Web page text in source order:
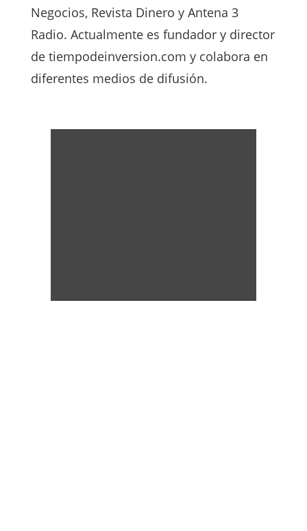
Negocios, Revista Dinero y Antena 3
Radio. Actualmente es fundador y director
de tiempodeinversion.com y colabora en
diferentes medios de difusión.